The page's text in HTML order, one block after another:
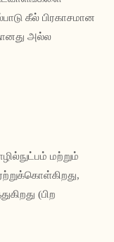
கீல் பிரகாசமான
அல்ல
மற்றும்
(பிற